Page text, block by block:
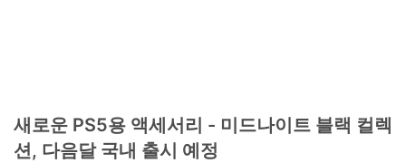
새로운 PS5용 액세서리 - 미드나이트 블랙 컬렉
션, 다음달 국내 출시 예정